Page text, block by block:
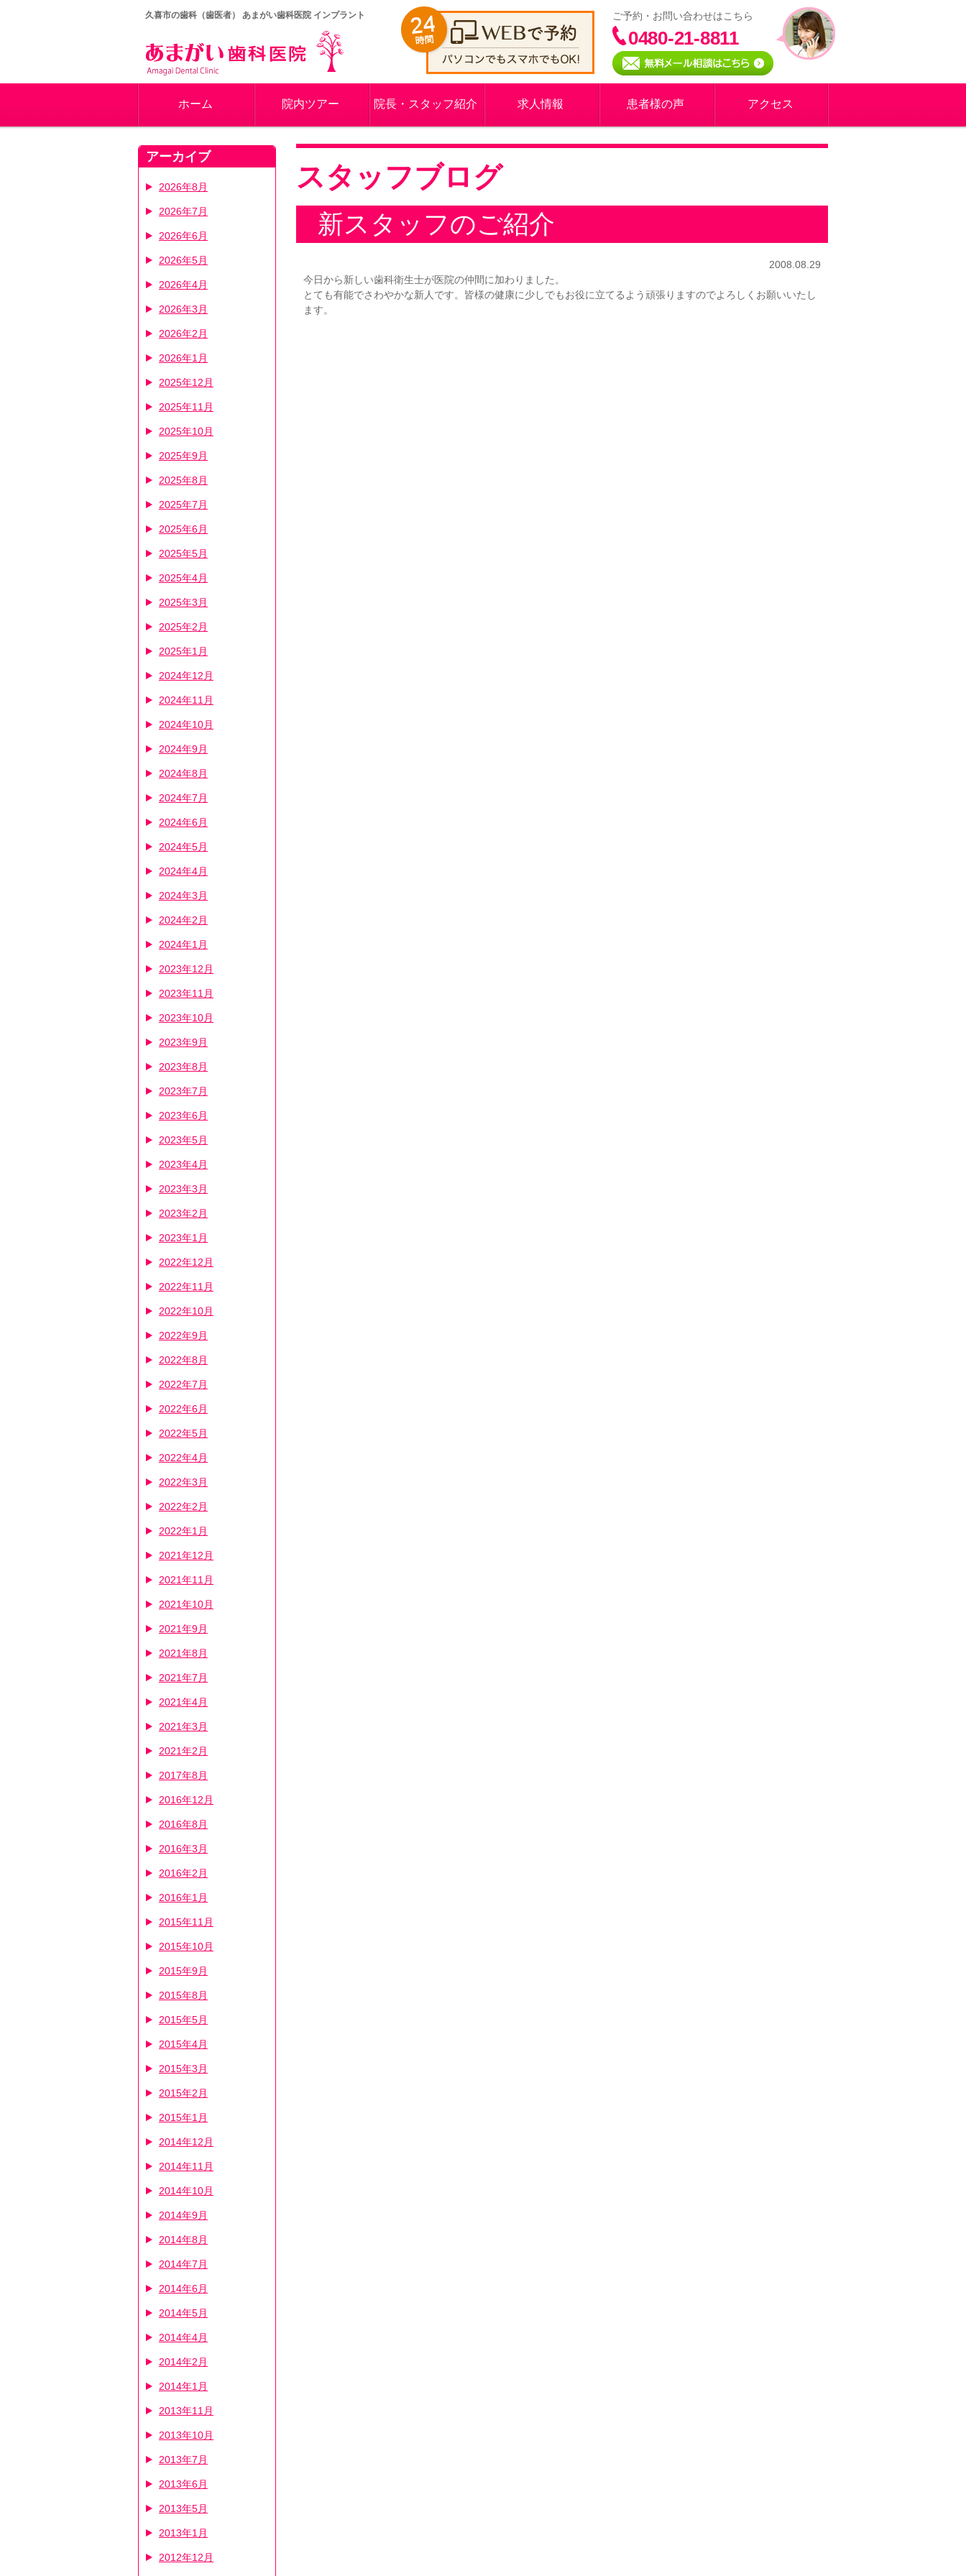
久喜市の歯科（歯医者） あまがい歯科医院 インプラント ご予約・お問い合わせはこちら
0480-21-8811
ホーム 院内ツアー 院長・スタッフ紹介 求人情報 患者様の声 アクセス
アーカイブ
2026年8月
2026年7月
2026年6月
2026年5月
2026年4月
2026年3月
2026年2月
2026年1月
2025年12月
2025年11月
2025年10月
2025年9月
2025年8月
2025年7月
2025年6月
2025年5月
2025年4月
2025年3月
2025年2月
2025年1月
2024年12月
2024年11月
2024年10月
2024年9月
2024年8月
2024年7月
2024年6月
2024年5月
2024年4月
2024年3月
2024年2月
2024年1月
2023年12月
2023年11月
2023年10月
2023年9月
2023年8月
2023年7月
2023年6月
2023年5月
2023年4月
2023年3月
2023年2月
2023年1月
2022年12月
2022年11月
2022年10月
2022年9月
2022年8月
2022年7月
2022年6月
2022年5月
2022年4月
2022年3月
2022年2月
2022年1月
2021年12月
2021年11月
2021年10月
2021年9月
2021年8月
2021年7月
2021年4月
2021年3月
2021年2月
2017年8月
2016年12月
2016年8月
2016年3月
2016年2月
2016年1月
2015年11月
2015年10月
2015年9月
2015年8月
2015年5月
2015年4月
2015年3月
2015年2月
2015年1月
2014年12月
2014年11月
2014年10月
2014年9月
2014年8月
2014年7月
2014年6月
2014年5月
2014年4月
2014年2月
2014年1月
2013年11月
2013年10月
2013年7月
2013年6月
2013年5月
2013年1月
2012年12月
スタッフブログ
新スタッフのご紹介
2008.08.29
今日から新しい歯科衛生士が医院の仲間に加わりました。
とても有能でさわやかな新人です。皆様の健康に少しでもお役に立てるよう頑張りますのでよろしくお願いいたし
ます。